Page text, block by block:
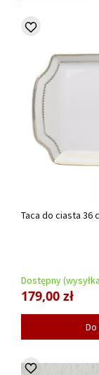
Taca do ciasta 36
Dostępny
179,00 zł